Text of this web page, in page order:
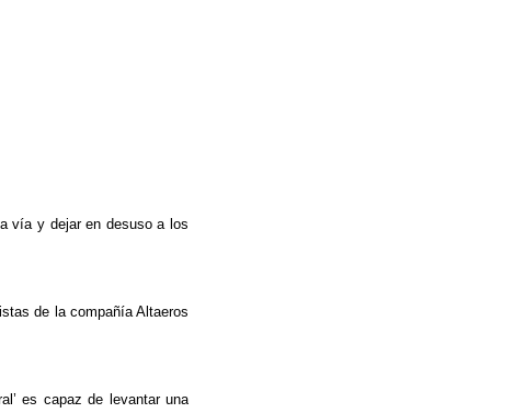
vía y dejar en desuso a los
de la compañía Altaeros
es capaz de levantar una